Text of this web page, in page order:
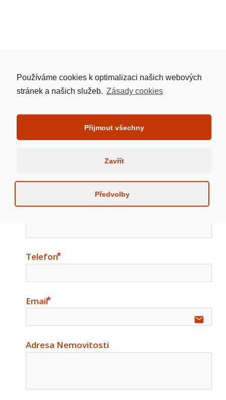
NAŠE HYPOTÉKA
O NÁS
ONLINE ŽÁDOST:
Telefon
Email
email
Adresa Nemovitosti
Používáme cookies k optimalizaci našich webových
stránek a našich služeb. Zásady cookies
Přijmout všechny
Zavřít
Předvolby